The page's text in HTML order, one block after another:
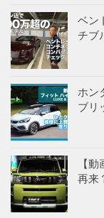
ベン
チブ
ホン
ブリ
【
再来